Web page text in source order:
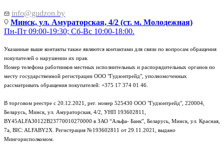
info@gudzon.by
Минск, ул. Амураторская, 4/2 (ст. м. Молодежная)
Пн-Пт 09:00-19:30; Сб-Вс 10:00-18:00.
Указанные выше контакты также являются контактами для связи по вопросам обращения
покупателей о нарушении их прав.
Номер телефона работников местных исполнительных и распорядительных органов по
месту государственной регистрации ООО "Гудзонтрейд", уполномоченных
рассматривать обращения покупателей: +375 17 374 01 46.
В торговом реестре с 20.12.2021, рег. номер 525430 ООО "Гудзонтрейд", 220004,
Беларусь, Минск, ул. Амураторская, 4/2, УНП 193602811,
BY45ALFA30122B23770010270000 в ЗАО “Альфа- Банк”, Беларусь, Минск, ул. Красная,
7а, BIC: ALFABY2X. Регистрация №193602811 от 29.11.2021, выдано
Мингорисполкомом.